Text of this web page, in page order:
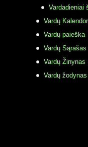
Vardadieniai
Vardų
Vardų paieška
Vardų Sąrašas
Vardų Žinynas
Vardų